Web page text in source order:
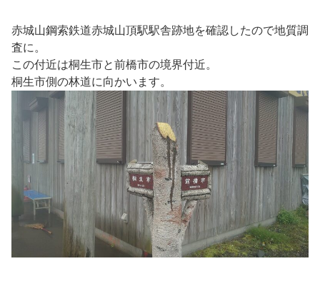
赤城山鋼索鉄道赤城山頂駅駅舎跡地を確認したので地質調
査に。
この付近は桐生市と前橋市の境界付近。
桐生市側の林道に向かいます。